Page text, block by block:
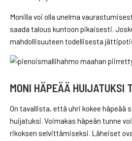
Monilla voi olla unelma
saada talous kuntoon pikaisesti.
mahdollisuuteen todellisesta
MONI HÄPEÄÄ HUIJATUKSI
On tavallista, että uhri kokee häpeää
huijatuksi. Voimakas häpeän tunne
rikoksen selvittämiseksi. Läheiset